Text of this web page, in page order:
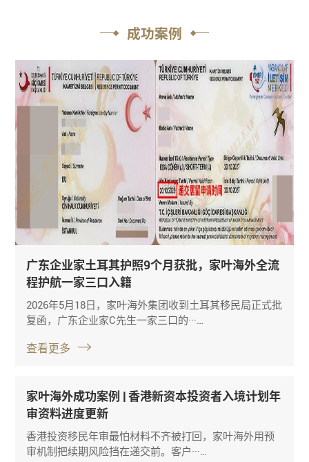
成功案例
广东企业家土耳其护照9个月获批，家叶海外全流
程护航一家三口入籍
2026年5月18日，家叶海外集团收到土耳其移民局正式批
复函，广东企业家C先生一家三口的···…
查看更多
家叶海外成功案例 | 香港新资本投资者入境计划年
审资料进度更新
香港投资移民年审最怕材料不齐被打回，家叶海外用预
审机制把续期风险挡在递交前。客户···…